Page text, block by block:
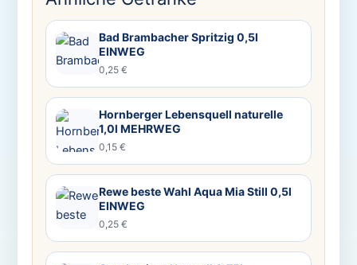
Bad Brambacher Spritzig 0,5l
EINWEG
0,25 €
Hornberger Lebensquell naturelle
1,0l MEHRWEG
0,15 €
Rewe beste Wahl Aqua Mia Still 0,5l
EINWEG
0,25 €